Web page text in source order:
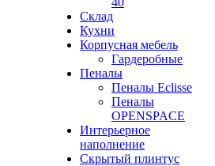
Склад
Кухни
Корпусная мебель
Гардеробные
Пеналы
Пеналы Eclisse
Пеналы
OPENSPACE
Интерьерное
наполнение
Скрытый плинтус